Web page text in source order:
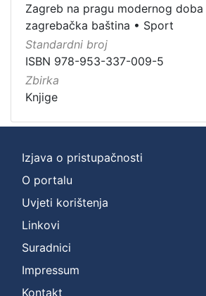
Zagreb na pragu modernog doba
zagrebačka baština • Sport
Standardni broj
ISBN 978-953-337-009-5
Zbirka
Knjige
Izjava o pristupačnosti
O portalu
Uvjeti korištenja
Linkovi
Suradnici
Impressum
Kontakt